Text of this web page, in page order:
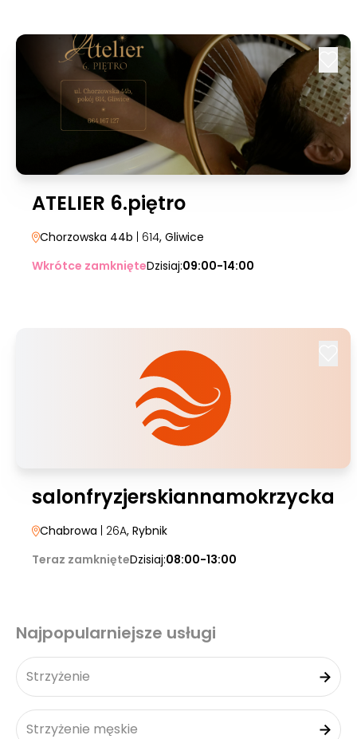
ATELIER 6.piętro
Chorzowska 44b | 614, Gliwice
Wkrótce zamknięteDzisiaj:09:00-14:00
salonfryzjerskiannamokrzycka
Chabrowa | 26A, Rybnik
Teraz zamknięteDzisiaj:08:00-13:00
Najpopularniejsze usługi
Strzyżenie
Strzyżenie męskie